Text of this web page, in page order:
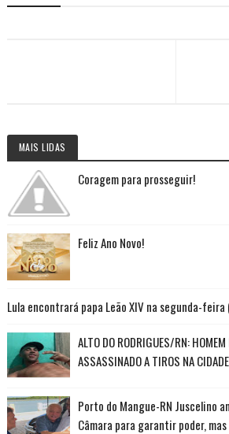
MAIS LIDAS
Coragem para prosseguir!
Feliz Ano Novo!
Lula encontrará papa Leão XIV na segunda-
ALTO DO RODRIGUES/RN:
ASSASSINADO A TIROS NA CIDADE
Porto do Mangue-RN Juscelino
Câmara para garantir poder,